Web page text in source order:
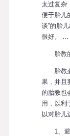
太过复杂
便于胎儿
谈”的胎
很好。 ...
胎教的
胎教必
果，并且
的胎教也
用，以利
以对胎儿
1、避